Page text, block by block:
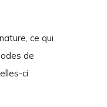
ce qui
de
ci